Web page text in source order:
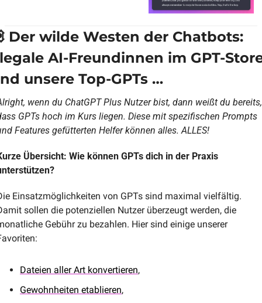
Der wilde Westen der Chatbots:
AI-Freundinnen im GPT-
unsere Top-GPTs …
wenn du ChatGPT Plus Nutzer bist, dann weißt du bereits,
GPTs hoch im Kurs liegen. Diese mit spezifischen Prompts
Features gefütterten Helfer können alles. ALLES!
Übersicht: Wie können GPTs dich in der Praxis
Einsatzmöglichkeiten von GPTs sind maximal vielfältig.
sollen die potenziellen Nutzer überzeugt werden, die
Gebühr zu bezahlen. Hier sind einige unserer
Dateien aller Art konvertieren,
Gewohnheiten etablieren,